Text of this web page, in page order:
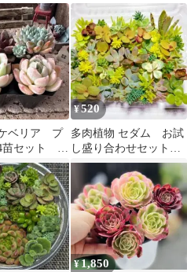
し 10点
ベリア プ
セット 韓
¥520
多肉植物 セダム お試
し盛り合わせセット
【育成説明書付】
¥1,850